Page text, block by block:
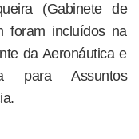
(Gabinete de
foram incluídos na
da Aeronáutica e
para Assuntos